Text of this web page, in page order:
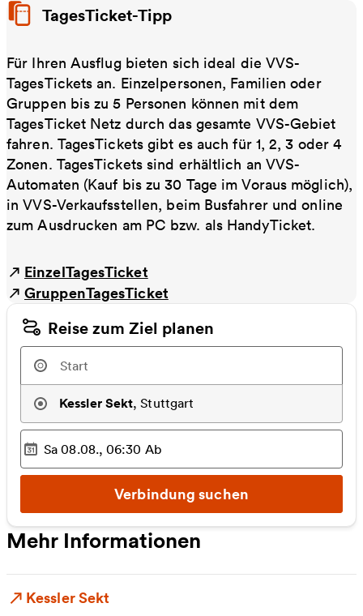
TagesTicket-Tipp
Für Ihren Ausflug bieten sich ideal die VVS-
TagesTickets an. Einzelpersonen, Familien oder
Gruppen bis zu 5 Personen können mit dem
TagesTicket Netz durch das gesamte VVS-Gebiet
fahren. TagesTickets gibt es auch für 1, 2, 3 oder 4
Zonen. TagesTickets sind erhältlich an VVS-
Automaten (Kauf bis zu 30 Tage im Voraus möglich),
in VVS-Verkaufsstellen, beim Busfahrer und online
zum Ausdrucken am PC bzw. als HandyTicket.
EinzelTagesTicket
GruppenTagesTicket
Reise zum Ziel planen
Kessler Sekt,Stuttgart
Ausgewählter Zeitpunkt
Sa 08.08., 06:30 Ab
Verbindung suchen
Mehr Informationen
Kessler Sekt